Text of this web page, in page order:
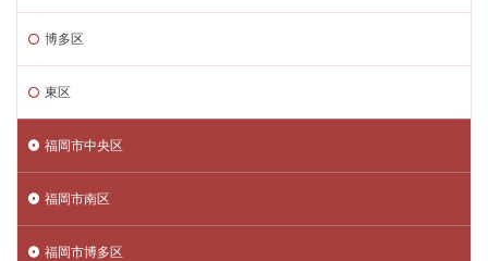
博多区
東区
福岡市中央区
福岡市南区
福岡市博多区